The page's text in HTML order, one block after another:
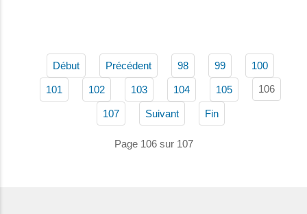
Début Précédent 98 99 100
101 102 103 104 105 106
107 Suivant Fin
Page 106 sur 107